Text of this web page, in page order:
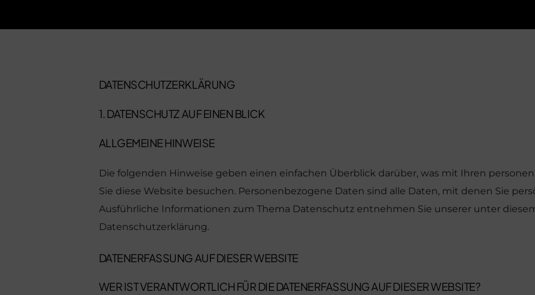
ZEISS
DATENSCHUTZ­ERKLÄRUNG
1. DATENSCHUTZ AUF EINEN BLICK
ALLGEMEINE HINWEISE
Die folgenden Hinweise geben einen einfachen Überblick darüber, was mit Ihren
Sie diese Website besuchen. Personenbezogene Daten sind alle Daten, mit denen Sie
Ausführliche Informationen zum Thema Datenschutz entnehmen Sie unserer unter
Datenschutzerklärung.
DATENERFASSUNG AUF DIESER WEBSITE
WER IST VERANTWORTLICH FÜR DIE DATENERFASSUNG AUF DIESER WEBSITE?